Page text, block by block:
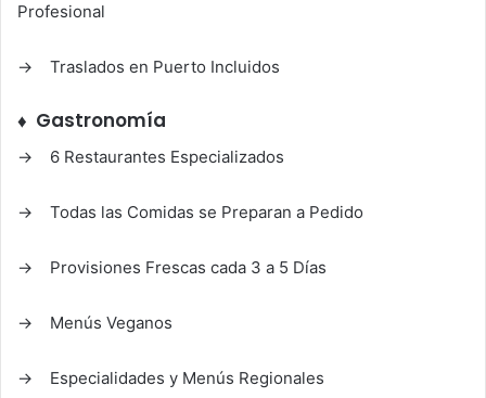
Profesional
→ Traslados en Puerto Incluidos
♦ Gastronomía
→ 6 Restaurantes Especializados
→ Todas las Comidas se Preparan a Pedido
→ Provisiones Frescas cada 3 a 5 Días
→ Menús Veganos
→ Especialidades y Menús Regionales